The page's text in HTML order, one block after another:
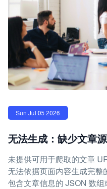
Sun Jul 05 2026
无法生成：缺少文章
未提供可用于爬取的文章
无法依据页面内容生成完整
包含文章信息的 JSON 数组